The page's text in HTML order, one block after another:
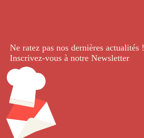
Ne ratez pas nos dernières actualités !
Inscrivez-vous à notre Newsletter.